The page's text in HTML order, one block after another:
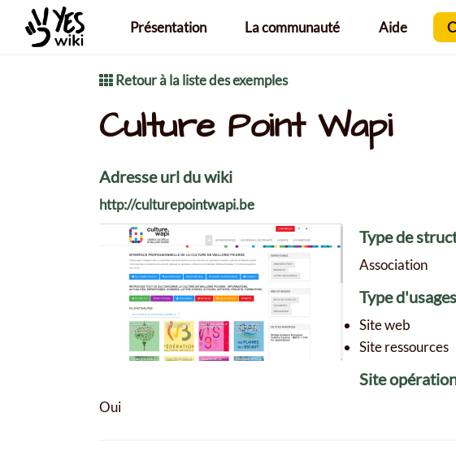
Aller au contenu principalPrésentation La communauté Aide
Retour à la liste des exemples
Culture Point Wapi
Adresse url du wiki
http://culturepointwapi.be
Type de
Association
Type d'usages
Site web
Site ressources
Site
Oui